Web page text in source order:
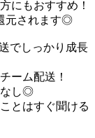
にもおすすめ！
元されます◎
でしっかり成長
ーム配送！
なし◎
とはすぐ聞ける